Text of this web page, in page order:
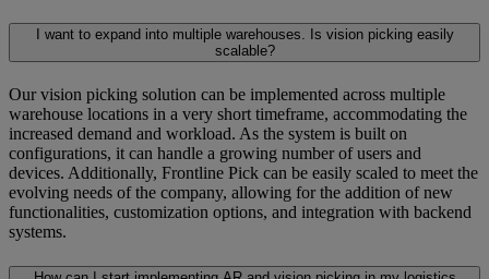
I want to expand into multiple warehouses. Is vision picking easily
scalable?
Our vision picking solution can be implemented across multiple
warehouse locations in a very short timeframe, accommodating the
increased demand and workload. As the system is built on
configurations, it can handle a growing number of users and
devices. Additionally, Frontline Pick can be easily scaled to meet the
evolving needs of the company, allowing for the addition of new
functionalities, customization options, and integration with backend
systems.